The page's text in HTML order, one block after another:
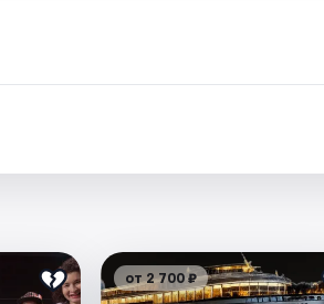
от 2 700 ₽